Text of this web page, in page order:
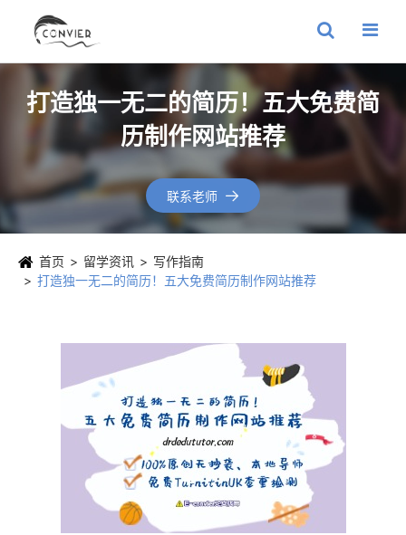
打造独一无二的简历！五大免费简
历制作网站推荐
联系老师 
首页 留学资讯
写作指南
打造独一无二的简历！五大免费简历制作网站推荐